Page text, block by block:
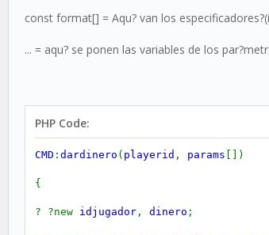
const format[] = Aqu? van los
... = aqu? se ponen las variables de los
PHP Code:
CMD : dardinero ( playerid , params [])
{
? ?new idjugador , dinero ;